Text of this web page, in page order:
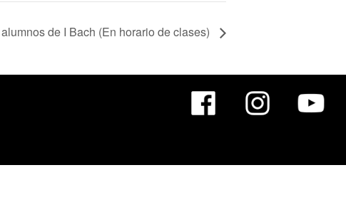
de I Bach (En horario de clases)